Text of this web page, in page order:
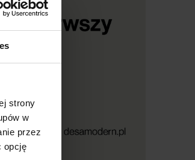
strony
w
przez
opcję